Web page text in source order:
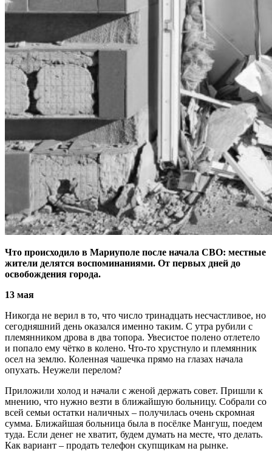
Что происходило в Мариуполе после начала СВО: местные
жители делятся воспоминаниями. От первых дней до
освобождения города.
13 мая
Никогда не верил в то, что число тринадцать несчастливое, но
сегодняшний день оказался именно таким. С утра рубили с
племянником дрова в два топора. Увесистое полено отлетело
и попало ему чётко в колено. Что-то хрустнуло и племянник
осел на землю. Коленная чашечка прямо на глазах начала
опухать. Неужели перелом?
Приложили холод и начали с женой держать совет. Пришли к
мнению, что нужно везти в ближайшую больницу. Собрали со
всей семьи остатки наличных – получилась очень скромная
сумма. Ближайшая больница была в посёлке Мангуш, поедем
туда. Если денег не хватит, будем думать на месте, что делать.
Как вариант – продать телефон скупщикам на рынке.